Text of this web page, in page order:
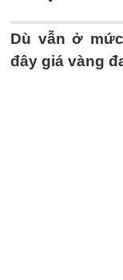
Dù vẫn ở
đây giá vàng